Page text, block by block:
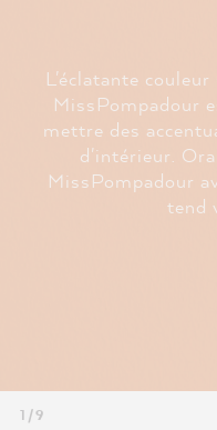
L'éclatante
MissPompadour
mettre des
d'intérieur.
MissPompadour
tend
1 / 9